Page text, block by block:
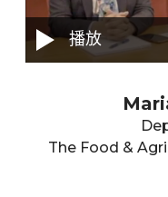
播放
The Food &